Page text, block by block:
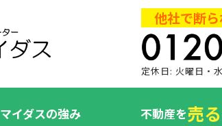
他社で断
定休日: 火曜日・
マイダスの強み 不動産を売る